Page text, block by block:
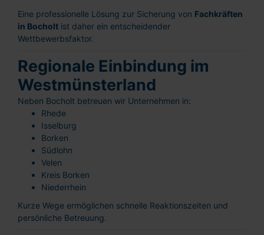
Eine professionelle Lösung zur Sicherung von Fachkräften
in Bocholt ist daher ein entscheidender
Wettbewerbsfaktor.
Regionale Einbindung im
Westmünsterland
Neben Bocholt betreuen wir Unternehmen in:
Rhede
Isselburg
Borken
Südlohn
Velen
Kreis Borken
Niederrhein
Kurze Wege ermöglichen schnelle Reaktionszeiten und
persönliche Betreuung.